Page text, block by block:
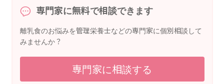
専門家に無料で相談できます
離乳食のお悩みを管理栄養士などの専門家に個別相談して
みませんか？
専門家に相談する